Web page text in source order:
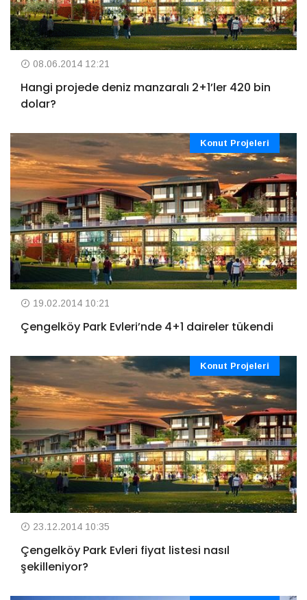
08.06.2014 12:21
Hangi projede deniz manzaralı 2+1’ler 420 bin
dolar?
Konut Projeleri
19.02.2014 10:21
Çengelköy Park Evleri’nde 4+1 daireler tükendi
Konut Projeleri
23.12.2014 10:35
Çengelköy Park Evleri fiyat listesi nasıl
şekilleniyor?